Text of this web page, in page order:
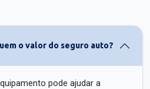
o valor do seguro auto?
pode ajudar a